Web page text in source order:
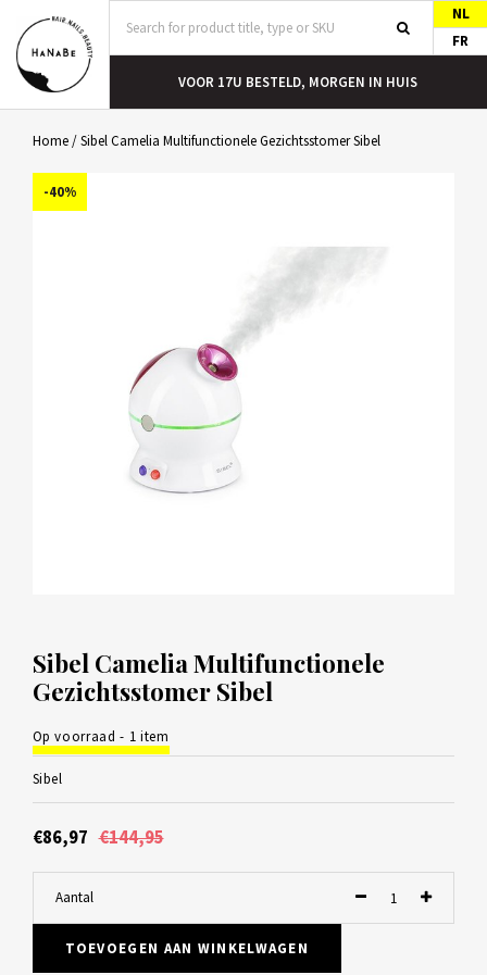
NL
FR
VOOR 17U BESTELD, MORGEN IN HUIS
Home/Sibel Camelia Multifunctionele Gezichtsstomer Sibel
-40%
Sibel Camelia Multifunctionele
Gezichtsstomer Sibel
Op voorraad - 1 item
Sibel
€86,97 €144,95
Aantal
TOEVOEGEN AAN WINKELWAGEN